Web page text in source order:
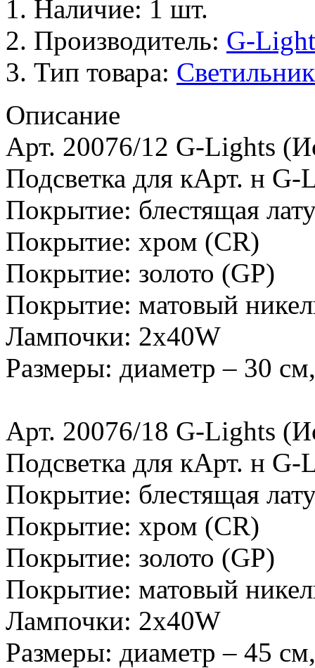
Наличие: 1 шт.
Производитель: G-
Тип товара:
Описание
Арт. 20076/12 G-Lights
Подсветка для кАрт. н
Покрытие: блестящая
Покрытие: хром (CR)
Покрытие: золото (GP)
Покрытие: матовый
Лампочки: 2х40W
Размеры: диаметр – 30
Арт. 20076/18 G-Lights
Подсветка для кАрт. н
Покрытие: блестящая
Покрытие: хром (CR)
Покрытие: золото (GP)
Покрытие: матовый
Лампочки: 2х40W
Размеры: диаметр – 45